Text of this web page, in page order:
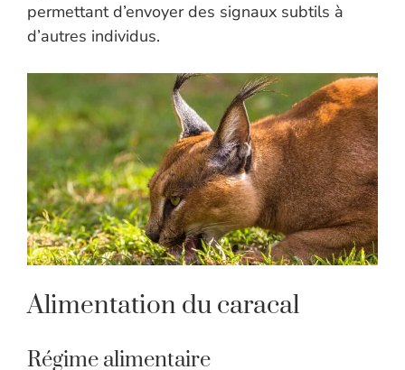
permettant d’envoyer des signaux subtils à
d’autres individus.
Alimentation du caracal
Régime alimentaire